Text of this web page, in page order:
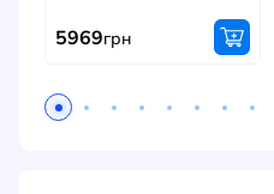
5969грн